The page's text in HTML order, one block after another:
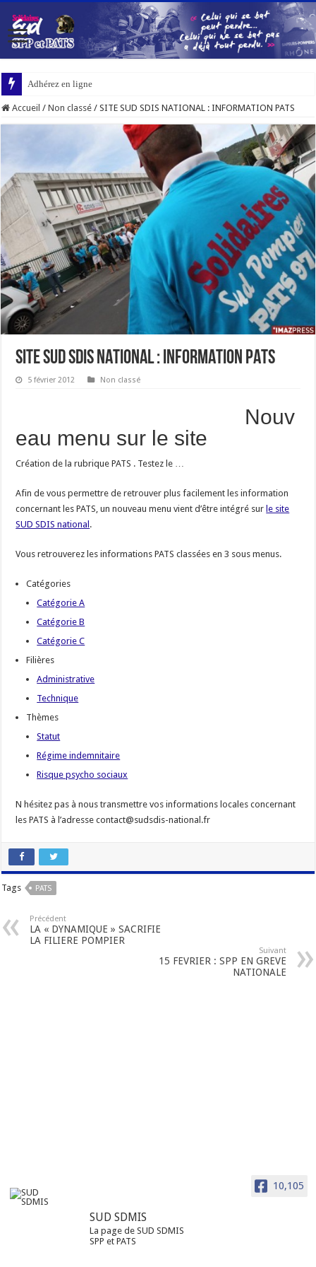
Adhérez en ligne
Accueil / Non classé / SITE SUD SDIS NATIONAL : INFORMATION PATS
SITE SUD SDIS NATIONAL : INFORMATION PATS
5 février 2012 Non classé
Nouv
eau menu sur le site
Création de la rubrique PATS . Testez le …
Afin de vous permettre de retrouver plus facilement les information
concernant les PATS, un nouveau menu vient d’être intégré sur le site
SUD SDIS national .
Vous retrouverez les informations PATS classées en 3 sous menus.
Catégories
Catégorie A
Catégorie B
Catégorie C
Filières
Administrative
Technique
Thèmes
Statut
Régime indemnitaire
Risque psycho sociaux
N hésitez pas à nous transmettre vos informations locales concernant
les PATS à l’adresse contact@sudsdis-national.fr
Tags PATS
Précédent
LA « DYNAMIQUE » SACRIFIE
LA FILIERE POMPIER
Suivant
15 FEVRIER : SPP EN GREVE
NATIONALE
10,105
SUD SDMIS
La page de SUD SDMIS
SPP et PATS